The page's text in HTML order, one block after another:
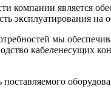
компании является
эксплуатирования
мы
кабеленесущих